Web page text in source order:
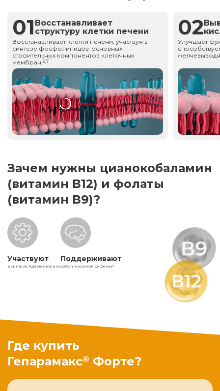
01 Восстанавливает
структуру клетки печени
Восстанавливает клетки печени, участвуя в
синтезе фосфолипидов-основных
строительных компонентов клеточных
мембран.6,7
02
Улучшает
Зачем нужны цианокобаламин
(витамин В12) и фолаты
(витамин В9)?
Участвуют
в синтезе Адеметионина
Поддерживают
работу нервной системы5
Где купить
Гепарамакс® Форте?